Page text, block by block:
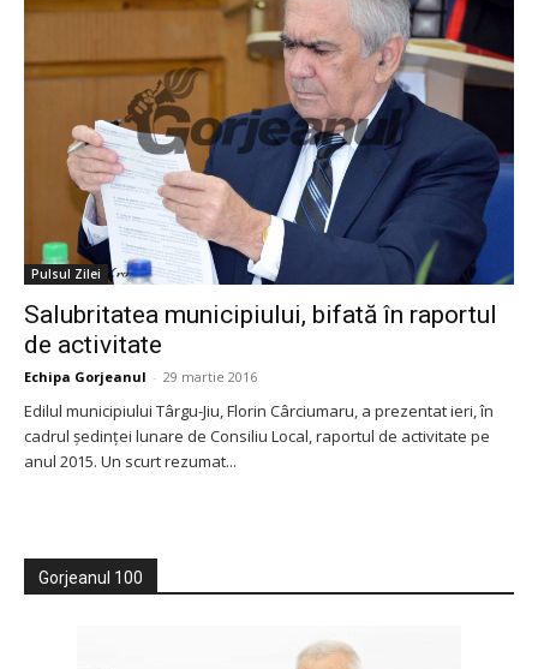
Pulsul Zilei
Salubritatea municipiului, bifată în raportul
de activitate
Echipa Gorjeanul - 29 martie 2016
Edilul municipiului Târgu-Jiu, Florin Cârciumaru, a prezentat ieri, în
cadrul şedinţei lunare de Consiliu Local, raportul de activitate pe
anul 2015. Un scurt rezumat...
Gorjeanul 100